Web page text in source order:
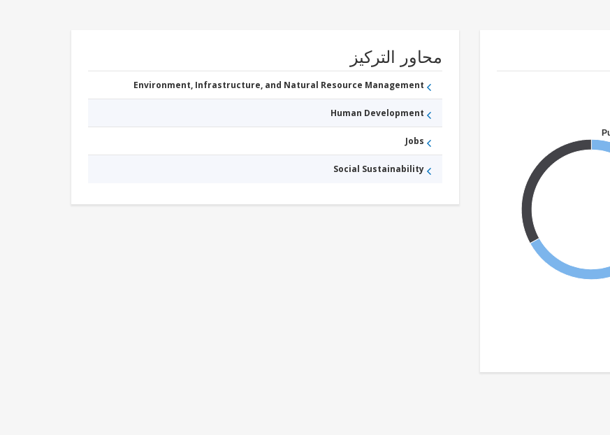
محاور التركيز
Environment, Infrastructure, and Natural Resource Management
Human Development
Jobs
Social Sustainability